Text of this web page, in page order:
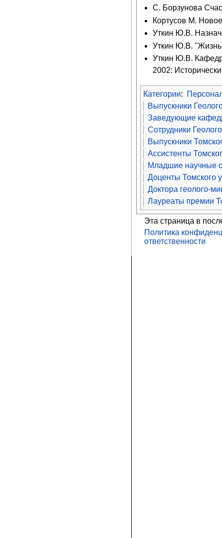
С. Борзунова
Кортусов М.
Уткин Ю.В.
Уткин Ю.В. "Жизнь
Уткин Ю.В.
2002:
Категории:
Выпускники
Заведующие
Сотрудники
Выпускники
Ассистенты
Младшие научные
Доценты Томского
Доктора геолого-
Лауреаты премии
Эта страница в
Политика
ответственности